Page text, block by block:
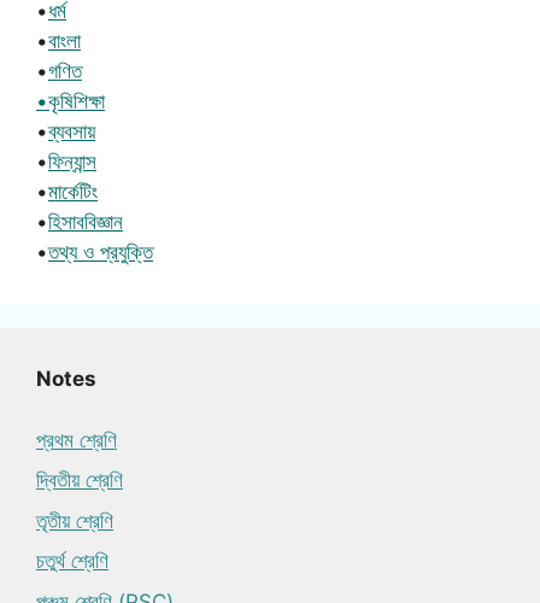
•ধর্ম
•বাংলা
•গণিত
•কৃষিশিক্ষা
•ব্যবসায়
•ফিন্যান্স
•মার্কেটিং
•হিসাববিজ্ঞান
•তথ্য ও প্রযুক্তি
Notes
প্রথম শ্রেণি
দ্বিতীয় শ্রেণি
তৃতীয় শ্রেণি
চতুর্থ শ্রেণি